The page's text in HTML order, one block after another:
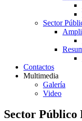
Sector
Contactos
Multimedia
Galería
Video
Sector Público